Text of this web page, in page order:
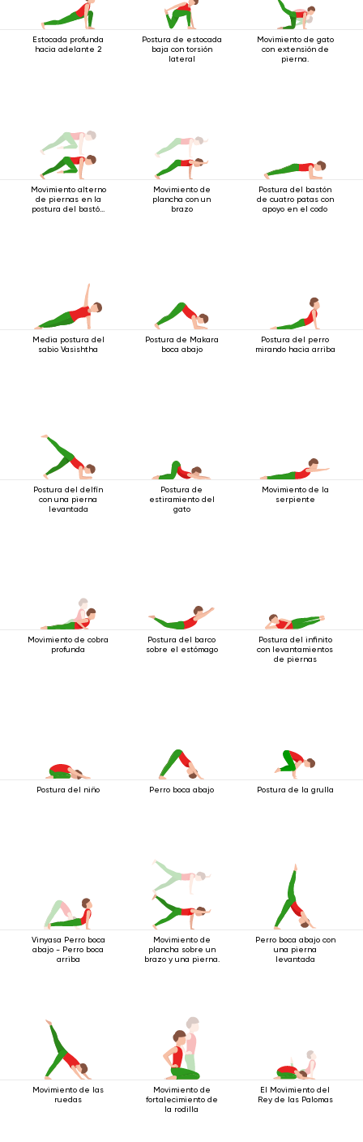
Estocada profunda
hacia adelante 2
Postura de estocada
baja con torsión
lateral
Movimiento de gato
con extensión de
pierna.
Movimiento alterno
de piernas en la
postura del bastón
Movimiento de
plancha con un
brazo
Postura del bastón
de cuatro patas con
apoyo en el codo
Media postura del
sabio Vasishtha
Postura de Makara
boca abajo
Postura del perro
mirando hacia arriba
Postura del delfín
con una pierna
levantada
Postura de
estiramiento del
gato
Movimiento de la
serpiente
Movimiento de cobra
profunda
Postura del barco
sobre el estómago
Postura del infinito
con levantamientos
de piernas
Postura del niño Perro boca abajo Postura de la grulla
Vinyasa Perro boca
abajo - Perro boca
arriba
Movimiento de
plancha sobre un
brazo y una pierna.
Perro boca abajo con
una pierna
levantada
Movimiento de las
ruedas
Movimiento de
fortalecimiento de
la rodilla
El Movimiento del
Rey de las Palomas